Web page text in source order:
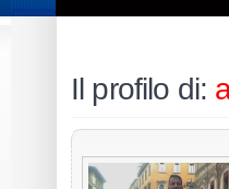
Il profilo di: